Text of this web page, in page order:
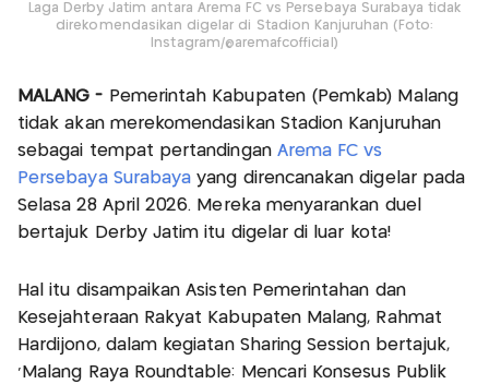
Laga Derby Jatim antara Arema FC vs Persebaya Surabaya tidak
direkomendasikan digelar di Stadion Kanjuruhan (Foto:
Instagram/@aremafcofficial)
MALANG - Pemerintah Kabupaten (Pemkab) Malang
tidak akan merekomendasikan Stadion Kanjuruhan
sebagai tempat pertandingan Arema FC vs
Persebaya Surabayayang direncanakan digelar pada
Selasa 28 April 2026. Mereka menyarankan duel
bertajuk Derby Jatim itu digelar di luar kota!
Hal itu disampaikan Asisten Pemerintahan dan
Kesejahteraan Rakyat Kabupaten Malang, Rahmat
Hardijono, dalam kegiatan Sharing Session bertajuk,
‘Malang Raya Roundtable: Mencari Konsesus Publik